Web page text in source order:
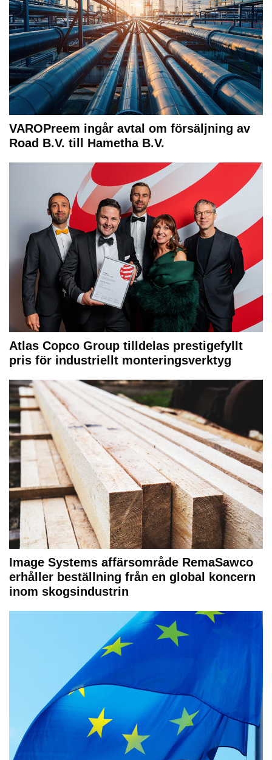
VAROPreem ingår avtal om försäljning av
Road B.V. till Hametha B.V.
Atlas Copco Group tilldelas prestigefyllt
pris för industriellt monteringsverktyg
Image Systems affärsområde RemaSawco
erhåller beställning från en global koncern
inom skogsindustrin